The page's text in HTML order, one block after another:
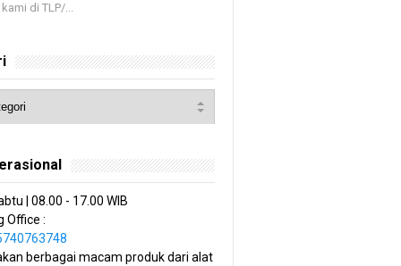
di TLP/...
| 08.00 - 17.00 WIB
Office :
berbagai macam produk dari alat